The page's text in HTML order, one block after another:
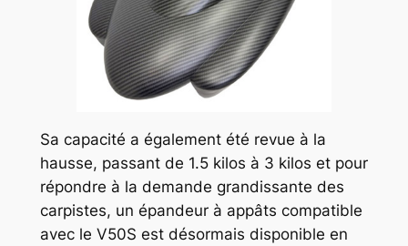
Sa capacité a également été revue à la
hausse, passant de 1.5 kilos à 3 kilos et pour
répondre à la demande grandissante des
carpistes, un épandeur à appâts compatible
avec le V50S est désormais disponible en